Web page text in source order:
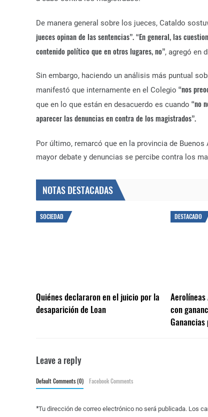
De manera general sobre los jueces, Cataldo
jueces opinan de las sentencias”. “En general, las
contenido político que en otros lugares, no”, agregó en
Sin embargo, haciendo un análisis más puntual
manifestó que internamente en el Colegio “nos
que en lo que están en desacuerdo es cuando “no
aparecer las denuncias en contra de los magistrados”.
Por último, remarcó que en la provincia de Buenos
mayor debate y denuncias se percibe contra los
NOTAS DESTACADAS
SOCIEDAD
Quiénes declararon en el juicio por la
desaparición de Loan
DESTACADO
con
Leave a reply
Default Comments (0) Facebook Comments
Tu dirección de correo electrónico no será publicada. Los
*